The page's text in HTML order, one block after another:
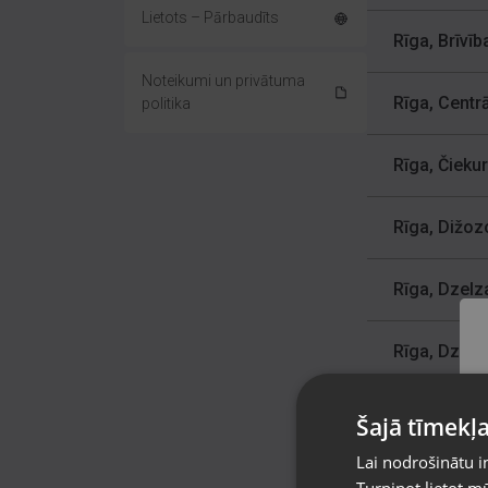
Lietots – Pārbaudīts
Noteikumi un privātuma
politika
Rīga,
Rīga,
Rīga,
Rīga,
Rīga,
Rīga,
Rīga,
Rīga,
Šajā
Lai nodrošinātu